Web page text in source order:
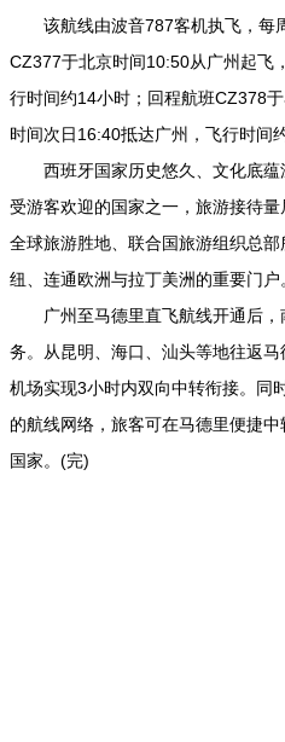
该航线由波音787客机执飞，每
CZ377于北京时间10:50从广州起飞
行时间约14小时；回程航班CZ378
时间次日16:40抵达广州，飞行时间
西班牙国家历史悠久、文化底蕴
受游客欢迎的国家之一，旅游接待
全球旅游胜地、联合国旅游组织总
纽、连通欧洲与拉丁美洲的重要门户
广州至马德里直飞航线开通后，
务。从昆明、海口、汕头等地往返
机场实现3小时内双向中转衔接。同
的航线网络，旅客可在马德里便捷
国家。(完)